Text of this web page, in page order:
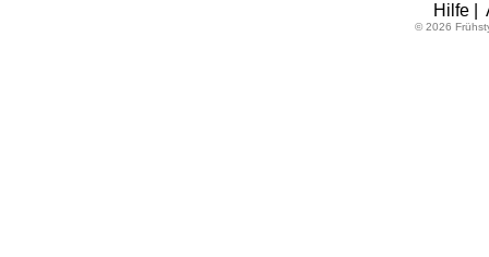
Hilfe|
© 2026